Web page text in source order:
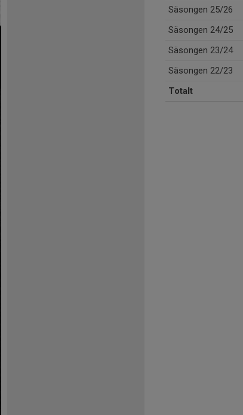
Säsongen 25/26
Säsongen 24/25
Säsongen 23/24
Säsongen 22/23
Totalt